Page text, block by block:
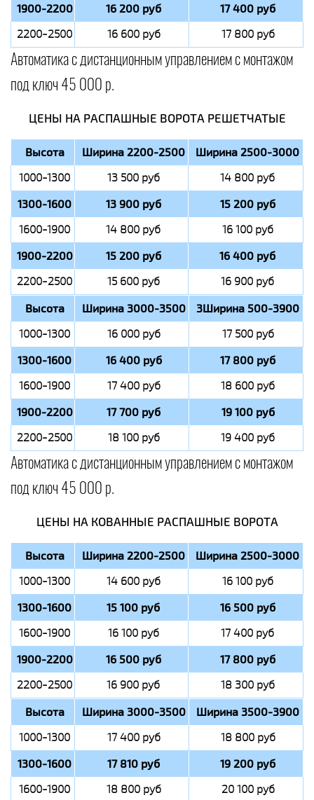
1900-2200 16 200 руб 17 400 руб
2200-2500 16 600 руб 17 800 руб
Автоматика с дистанционным управлением с монтажом
под ключ 45 000 р.
ЦЕНЫ НА РАСПАШНЫЕ ВОРОТА РЕШЕТЧАТЫЕ
Высота Ширина 2200-2500 Ширина 2500-3000
1000-1300 13 500 руб 14 800 руб
1300-1600 13 900 руб 15 200 руб
1600-1900 14 800 руб 16 100 руб
1900-2200 15 200 руб 16 400 руб
2200-2500 15 600 руб 16 900 руб
Высота Ширина 3000-3500 3Ширина 500-3900
1000-1300 16 000 руб 17 500 руб
1300-1600 16 400 руб 17 800 руб
1600-1900 17 400 руб 18 600 руб
1900-2200 17 700 руб 19 100 руб
2200-2500 18 100 руб 19 400 руб
Автоматика с дистанционным управлением с монтажом
под ключ 45 000 р.
ЦЕНЫ НА КОВАННЫЕ РАСПАШНЫЕ ВОРОТА
Высота Ширина 2200-2500 Ширина 2500-3000
1000-1300 14 600 руб 16 100 руб
1300-1600 15 100 руб 16 500 руб
1600-1900 16 100 руб 17 400 руб
1900-2200 16 500 руб 17 800 руб
2200-2500 16 900 руб 18 300 руб
Высота Ширина 3000-3500 Ширина 3500-3900
1000-1300 17 400 руб 18 800 руб
1300-1600 17 810 руб 19 200 руб
1600-1900 18 800 руб 20 100 руб